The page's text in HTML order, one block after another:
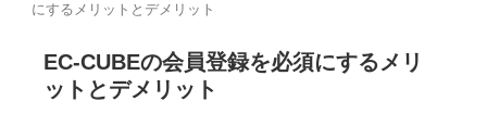
にするメリットとデメリット
EC-CUBEの会員登録を必須にするメリ
ットとデメリット